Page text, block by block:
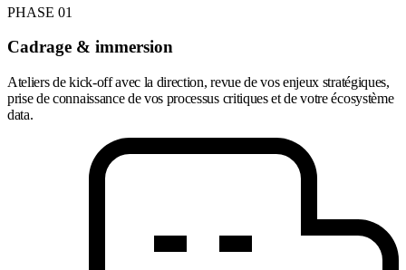
PHASE 01
Cadrage & immersion
Ateliers de kick-off avec la direction, revue de vos enjeux stratégiques,
prise de connaissance de vos processus critiques et de votre écosystème
data.